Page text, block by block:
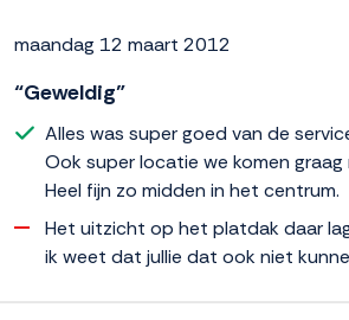
maandag 12 maart 2012
“Geweldig”
Alles was super goed van de
Ook super locatie we komen
Heel fijn zo midden in het centrum.
Het uitzicht op het platdak daar
ik weet dat jullie dat ook niet